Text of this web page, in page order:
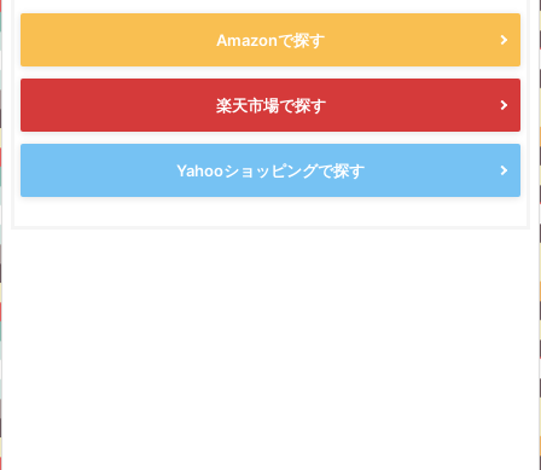
Amazonで探す
楽天市場で探す
Yahooショッピングで探す